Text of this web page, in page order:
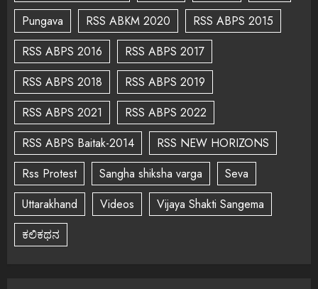
Pungava
RSS ABKM 2020
RSS ABPS 2015
RSS ABPS 2016
RSS ABPS 2017
RSS ABPS 2018
RSS ABPS 2019
RSS ABPS 2021
RSS ABPS 2022
RSS ABPS Baitak-2014
RSS NEW HORIZONS
Rss Protest
Sangha shiksha varga
Seva
Uttarakhand
Videos
Vijaya Shakti Sangema
ಕಲಿಕಥನ